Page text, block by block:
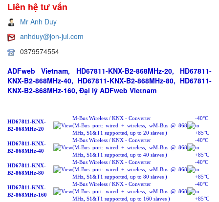
Liên hệ tư vấn
Mr Anh Duy
anhduy@jon-jul.com
0379574554
ADFweb Vietnam, HD67811-KNX-B2-868MHz-20, HD67811-
KNX-B2-868MHz-40, HD67811-KNX-B2-868MHz-80, HD67811-
KNX-B2-868MHz-160, Đại lý ADFweb Vietnam
HD67811-KNX-
B2-868MHz-20
View
M-Bus Wireless / KNX - Converter
(M-Bus port: wired + wireless, wM-Bus @ 868
MHz, S1&T1 supported, up to 20 slaves )
-40°C
to
+85°C
HD67811-KNX-
B2-868MHz-40
View
M-Bus Wireless / KNX - Converter
(M-Bus port: wired + wireless, wM-Bus @ 868
MHz, S1&T1 supported, up to 40 slaves )
-40°C
to
+85°C
HD67811-KNX-
B2-868MHz-80
View
M-Bus Wireless / KNX - Converter
(M-Bus port: wired + wireless, wM-Bus @ 868
MHz, S1&T1 supported, up to 80 slaves )
-40°C
to
+85°C
HD67811-KNX-
B2-868MHz-160
View
M-Bus Wireless / KNX - Converter
(M-Bus port: wired + wireless, wM-Bus @ 868
MHz, S1&T1 supported, up to 160 slaves )
-40°C
to
+85°C